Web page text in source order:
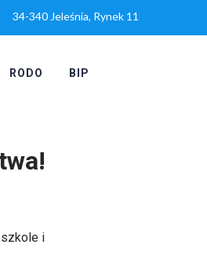
34-340 Jeleśnia, Rynek 11
RODO BIP
i